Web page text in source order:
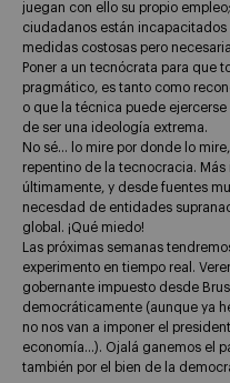
juegan con ello su propio
ciudadanos están
medidas costosas pero
Poner a un tecnócrata para que
pragmático, es tanto como
o que la técnica puede
de ser una ideología extrema.
No sé… lo mire por donde lo
repentino de la tecnocracia.
últimamente, y desde fuentes
necesdad de entidades
global. ¡Qué miedo!
Las próximas semanas
experimento en tiempo real.
gobernante impuesto desde
democráticamente (aunque ya
no nos van a imponer el
economía…). Ojalá ganemos el
también por el bien de la